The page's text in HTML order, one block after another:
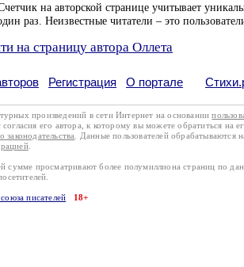
на авторской странице учитывает
раз. Неизвестные читатели – это
на страницу автора Оллета
Регистрация О портале
произведений в сети Интернет на основании
его автора, к которому вы можете обратиться на
законодательства . Данные пользователей обрабатываются
.
просматривают более полумиллиона страниц по
писателей 18+